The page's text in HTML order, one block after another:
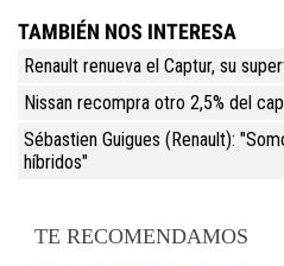
TAMBIÉN NOS INTERESA
Renault renueva el Captur, su
Nissan recompra otro 2,5% del
Sébastien Guigues (Renault):
híbridos"
TE RECOMENDAMOS